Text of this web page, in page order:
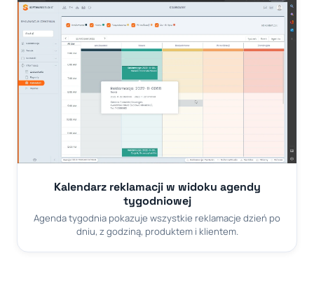
Kalendarz reklamacji w widoku agendy
tygodniowej
Agenda tygodnia pokazuje wszystkie reklamacje dzień po
dniu, z godziną, produktem i klientem.